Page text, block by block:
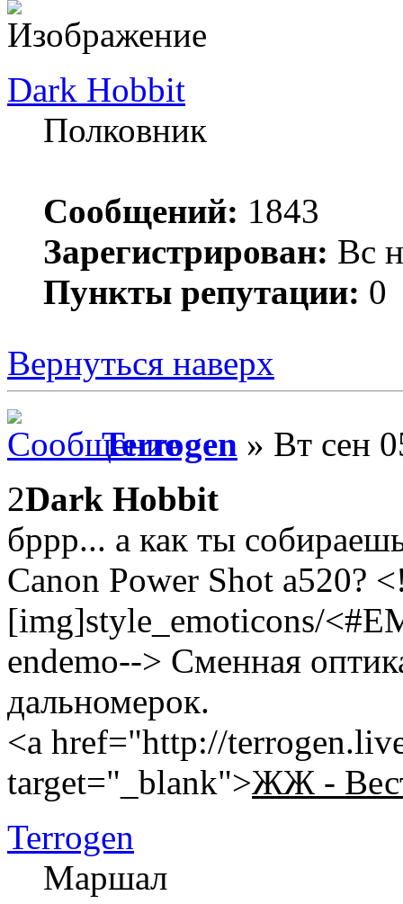
Dark Hobbit
Полковник
Сообщений: 1843
Зарегистрирован: Вс
Пункты репутации: 0
Вернуться наверх
Terrogen » Вт сен
2Dark Hobbit
бррр... а как ты
Canon Power Shot a520?
[img]style_emoticons/
endemo--> Сменная
дальномерок.
<a href="http://
target="_blank">ЖЖ -
Terrogen
Маршал